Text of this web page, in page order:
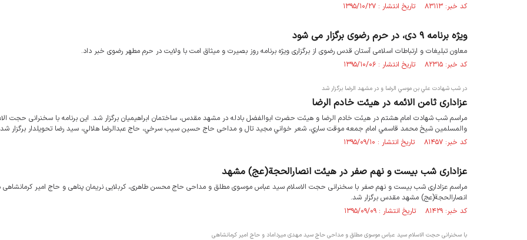
کد خبر: ۸۳۱۱۳ تاریخ انتشار : ۱۳۹۵/۱۰/۲۷
ویژه برنامه ۹ دی، در حرم رضوی برگزار می شود
معاون تبلیغات و ارتباطات اسلامی آستان قدس رضوی از برگزاری ویژه برنامه روز بصیرت و میثاق امت با ولایت در حرم مطهر رضوی خبر داد.
کد خبر: ۸۲۳۱۵ تاریخ انتشار : ۱۳۹۵/۱۰/۰۶
در شب شهادت علي بن موسي الرضا و در مشهد الرضا برگزار شد
عزاداری ثامن الائمه در هيئت خادم الرضا
مراسم شب شهادت امام هشتم در هیئت خادم الرضا و هيئت حضرت ابوالفضل بادله در مشهد مقدس، ساختمان ابراهيميان برگزار شد. این برنامه با سخنرانی حجت
والمسلمين شيخ محمد قاسمي امام جمعه موقت ساري، شعر خواني مجيد تال و مداحی حاج حسين سيب سرخي، حاج عبدالرضا هلالي، سيد رضا تحويلدار برگزار
کد خبر: ۸۱۴۵۷ تاریخ انتشار : ۱۳۹۵/۰۹/۱۰
عزاداری شب بیست و نهم صفر در هیئت انصارالحجة(عج) مشهد
مراسم عزاداری شب بیست و نهم صفر با سخنرانی حجت الاسلام سید عباس موسوی مطلق و مداحی حاج محسن طاهری، کربلایی نریمان پناهی و حاج امیر
انصارالحجة(عج) مشهد مقدس برگزار شد.
کد خبر: ۸۱۴۲۹ تاریخ انتشار : ۱۳۹۵/۰۹/۰۹
با سخنرانی حجت الاسلام سید عباس موسوی مطلق و مداحی حاج سید مهدی میرداماد و حاج امیر کرمانشاهی